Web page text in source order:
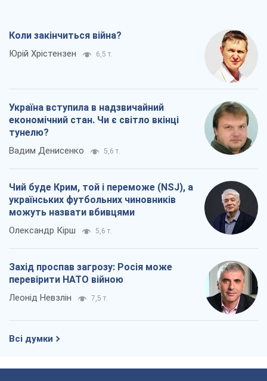
Коли закінчиться війна?
Юрій Хрістензен 6,5 т.
Україна вступила в надзвичайний
економічний стан. Чи є світло вкінці
тунелю?
Вадим Денисенко 5,6 т.
Чий буде Крим, той і переможе (NSJ), а
українських футбольних чиновників
можуть назвати вбивцями
Олександр Кірш 5,6 т.
Захід проспав загрозу: Росія може
перевірити НАТО війною
Леонід Невзлін 7,5 т.
Всі думки